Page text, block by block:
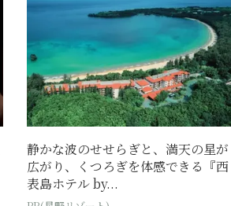
静かな波のせせらぎと、満天の星が
広がり、くつろぎを体感できる『西
表島ホテル by...